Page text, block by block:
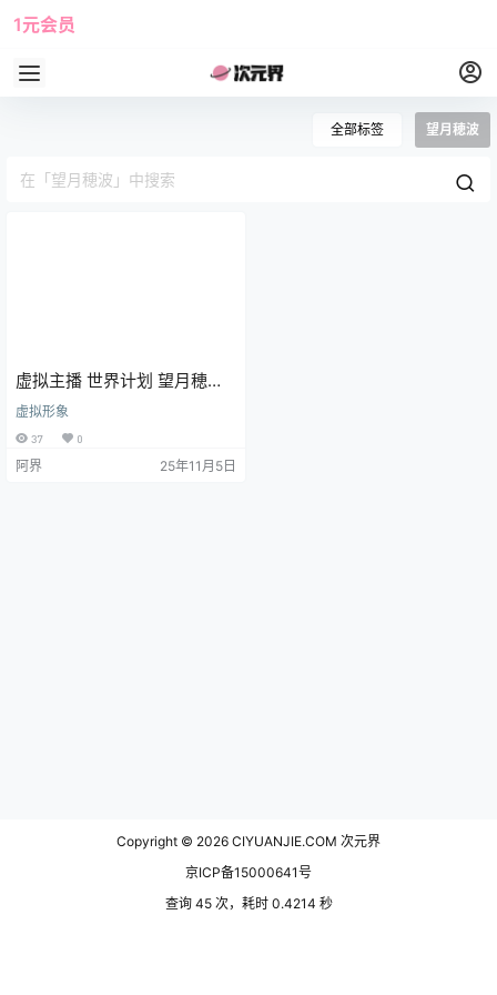
1元会员
全部标签 望月穂波
虚拟主播 世界计划 望月穂波
手机壁纸 动漫壁纸
虚拟形象
37 0
阿界 25年11月5日
Copyright © 2026 CIYUANJIE.COM 次元界
京ICP备15000641号
查询 45 次，耗时 0.4214 秒